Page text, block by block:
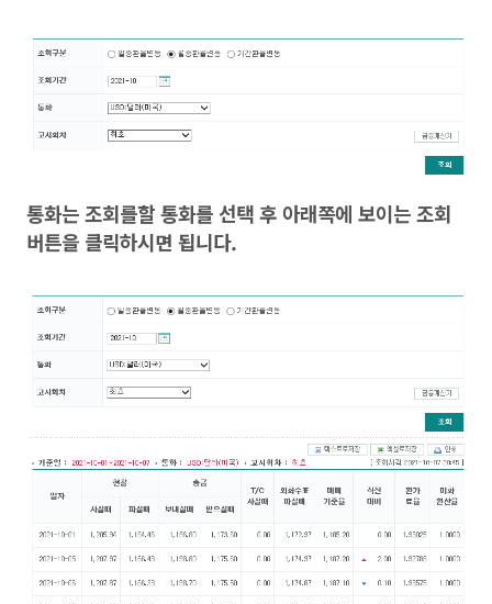
통화는 조회를할 통화를 선택 후 아래쪽에 보이는 조회
버튼을 클릭하시면 됩니다.